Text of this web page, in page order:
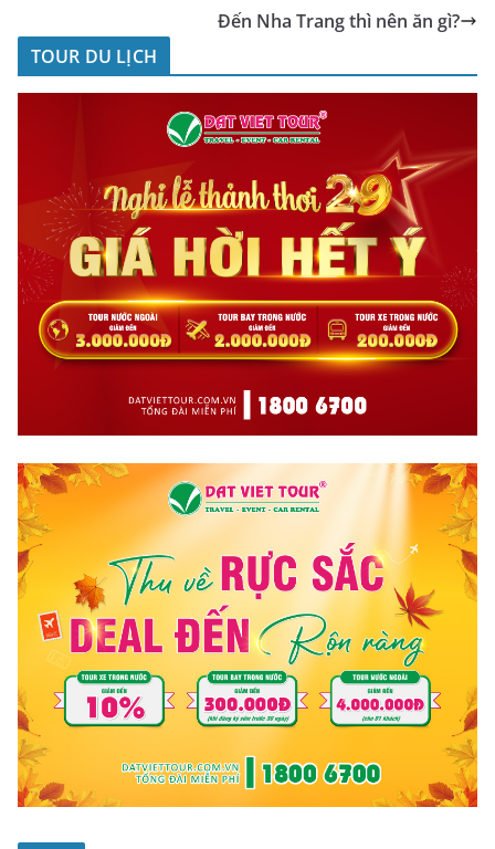
Đến Nha Trang thì nên ăn gì?
TOUR DU LỊCH